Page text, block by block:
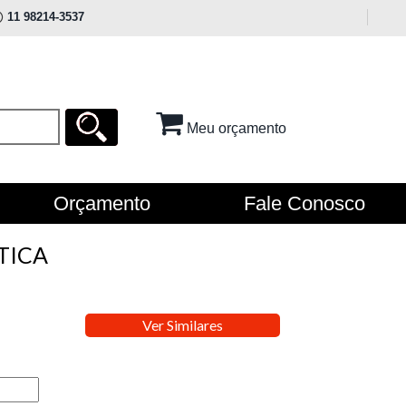
11 98214-3537
Meu orçamento
Orçamento Fale Conosco
Ver Similares